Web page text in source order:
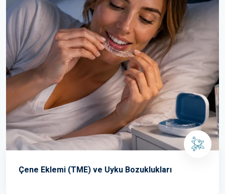
Çene Eklemi (TME) ve Uyku Bozuklukları